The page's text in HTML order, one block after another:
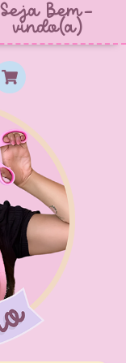
Seja Bem-
vindo(a)